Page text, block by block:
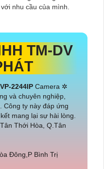
nhu cầu của mình.
TM-DV
VP-2244IP Camera ✲
và chuyên nghiệp,
Công ty này đáp ứng
mang lại sự hài lòng.
Thới Hòa, Q.Tân
Đông,P Bình Trị